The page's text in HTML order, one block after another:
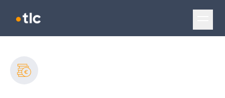
Navigation überspringen